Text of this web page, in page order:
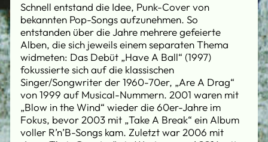
Schnell entstand die Idee, Punk-Cover von
bekannten Pop-Songs aufzunehmen. So
entstanden über die Jahre mehrere gefeierte
Alben, die sich jeweils einem separaten Thema
widmeten: Das Debüt „Have A Ball“ (1997)
fokussierte sich auf die klassischen
Singer/Songwriter der 1960-70er, „Are A Drag“
von 1999 auf Musical-Nummern. 2001 waren mit
„Blow in the Wind“ wieder die 60er-Jahre im
Fokus, bevor 2003 mit „Take A Break“ ein Album
voller R’n’B-Songs kam. Zuletzt war 2006 mit